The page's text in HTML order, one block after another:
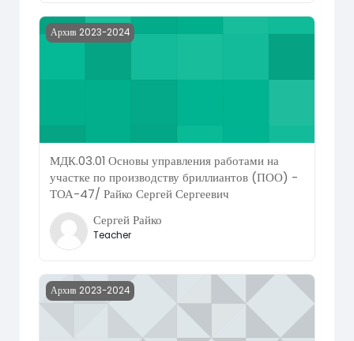
Course image МДК.03.01 Основы управления работами
Архив 2023-2024
МДК.03.01 Основы управления работами на
участке по производству бриллиантов (ПОО) -
ТОА-47/ Райко Сергей Сергеевич
Сергей Райко
Teacher
Course image УП.02 Учебная практика - ТОА-47/
Архив 2023-2024